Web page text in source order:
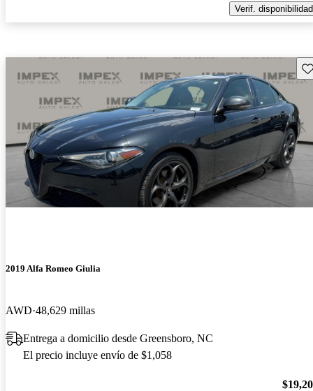
Verif. disponibilidad
2019 Alfa Romeo Giulia
AWD 48,629 millas
Entrega a domicilio desde Greensboro, NC
El precio incluye envío de $1,058